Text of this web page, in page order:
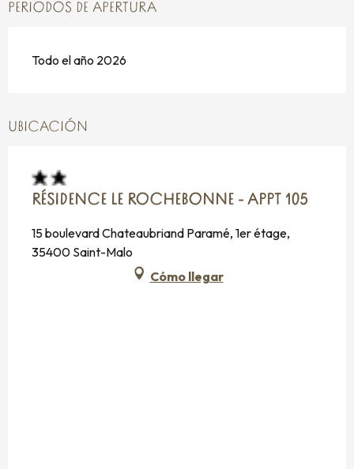
PERIODOS DE APERTURA
Todo el año 2026
UBICACIÓN
RÉSIDENCE LE ROCHEBONNE - APPT 105
15 boulevard Chateaubriand Paramé, 1er étage,
35400 Saint-Malo
Cómo llegar